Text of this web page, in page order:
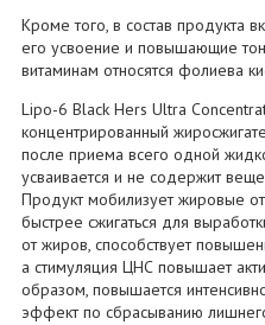
Кроме того, в состав продукта
его усвоение и повышающие
витаминам относятся фолиева
Lipo-6 Black Hers Ultra
концентрированный
после приема всего одной
усваивается и не содержит
Продукт мобилизует жировые
быстрее сжигаться для
от жиров, способствует
а стимуляция ЦНС повышает
образом, повышается
эффект по сбрасыванию